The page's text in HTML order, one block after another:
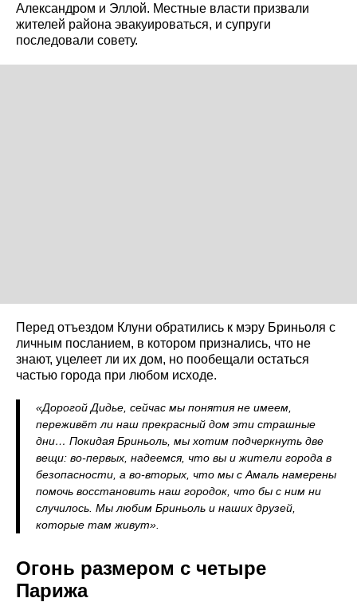
Александром и Эллой. Местные власти призвали
жителей района эвакуироваться, и супруги
последовали совету.
Перед отъездом Клуни обратились к мэру Бриньоля с
личным посланием, в котором признались, что не
знают, уцелеет ли их дом, но пообещали остаться
частью города при любом исходе.
«Дорогой Дидье, сейчас мы понятия не имеем,
переживёт ли наш прекрасный дом эти страшные
дни… Покидая Бриньоль, мы хотим подчеркнуть две
вещи: во-первых, надеемся, что вы и жители города в
безопасности, а во-вторых, что мы с Амаль намерены
помочь восстановить наш городок, что бы с ним ни
случилось. Мы любим Бриньоль и наших друзей,
которые там живут».
Огонь размером с четыре
Парижа